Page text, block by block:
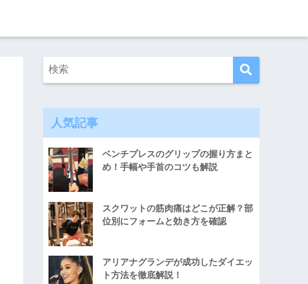
人気記事
ベンチプレスのグリップの握り方まと
め！手幅や手首のコツも解説
スクワットの筋肉痛はどこが正解？部
位別にフォームと効き方を確認
アリアナグランデが成功したダイエッ
ト方法を徹底解説！